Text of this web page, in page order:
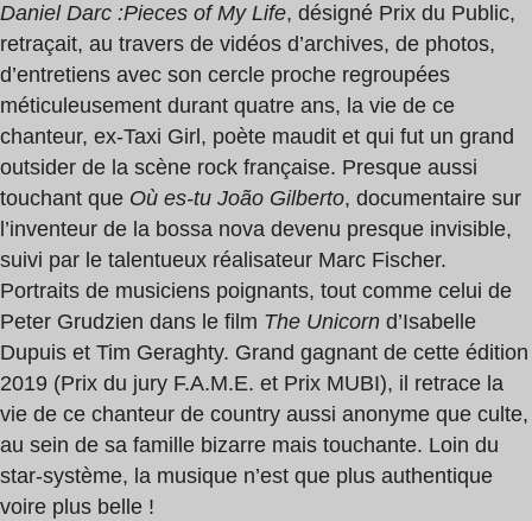
Daniel Darc :Pieces of My Life, désigné Prix du Public,
retraçait, au travers de vidéos d’archives, de photos,
d’entretiens avec son cercle proche regroupées
méticuleusement durant quatre ans, la vie de ce
chanteur, ex-Taxi Girl, poète maudit et qui fut un grand
outsider de la scène rock française. Presque aussi
touchant que Où es-tu João Gilberto, documentaire sur
l’inventeur de la bossa nova devenu presque invisible,
suivi par le talentueux réalisateur Marc Fischer.
Portraits de musiciens poignants, tout comme celui de
Peter Grudzien dans le film The Unicorn d’Isabelle
Dupuis et Tim Geraghty. Grand gagnant de cette édition
2019 (Prix du jury F.A.M.E. et Prix MUBI), il retrace la
vie de ce chanteur de country aussi anonyme que culte,
au sein de sa famille bizarre mais touchante. Loin du
star-système, la musique n’est que plus authentique
voire plus belle !